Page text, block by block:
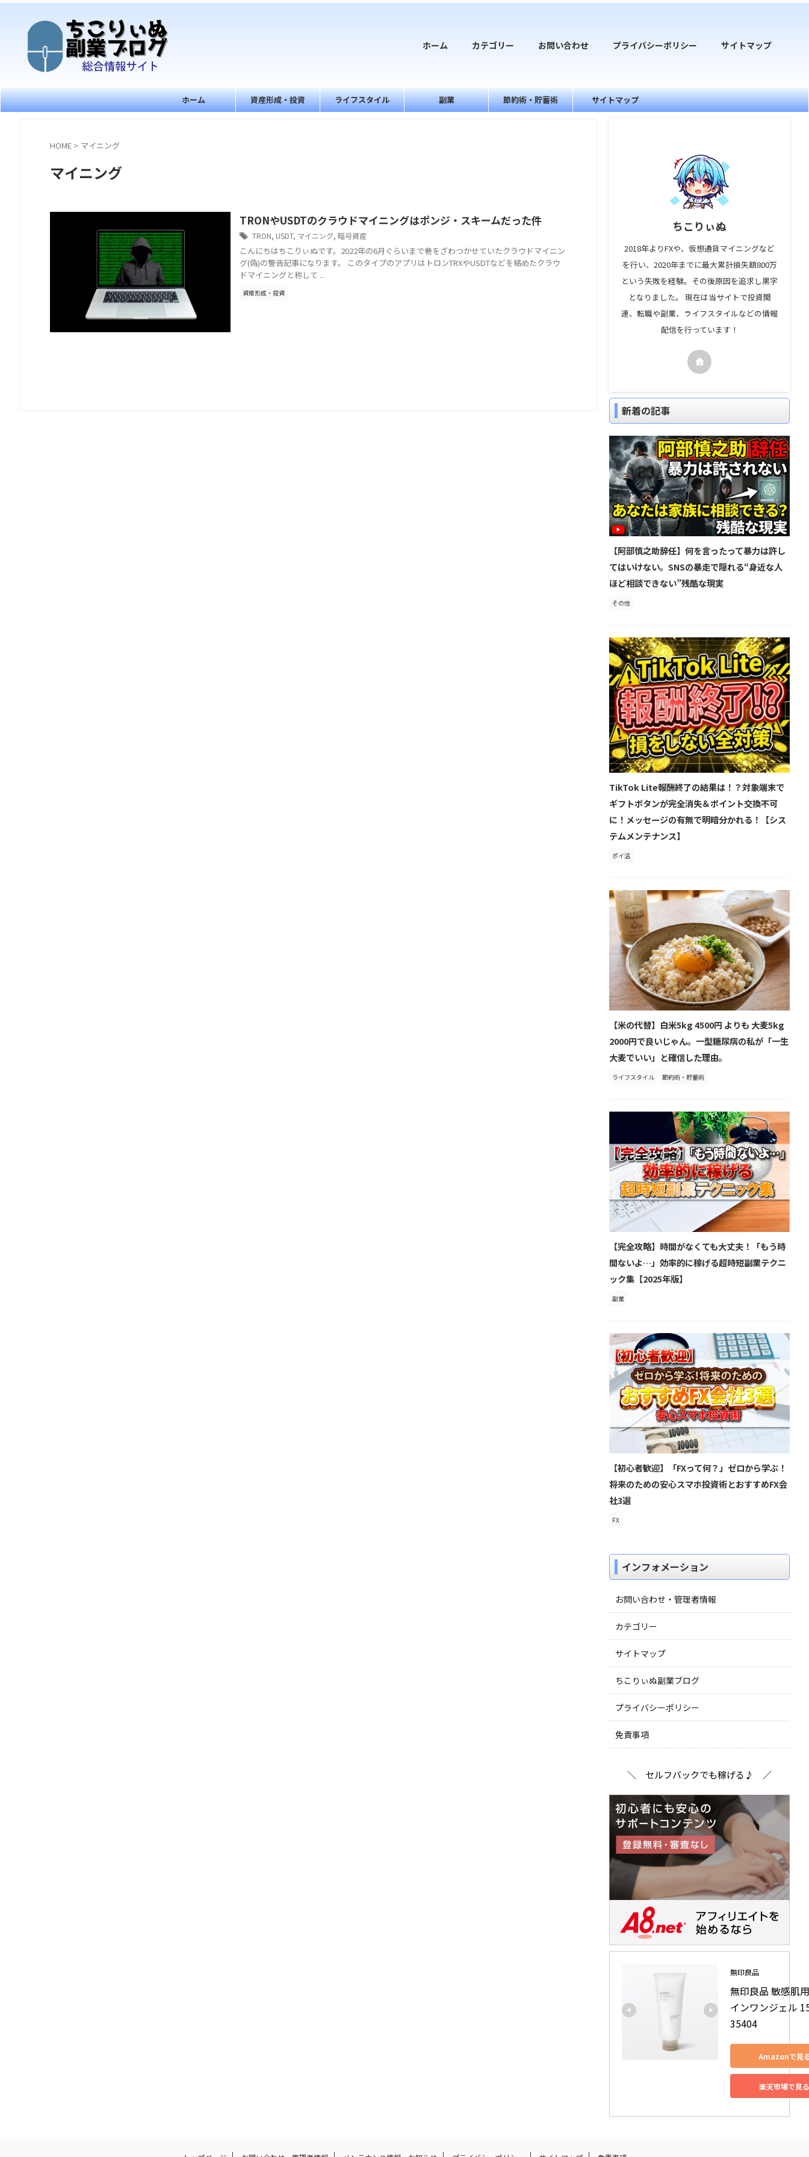
ホーム カテゴリー お問い合わせ プライバシーポリシー サイトマップ
ホーム 資産形成・投資 ライフスタイル 副業 節約術・貯蓄術 サイトマップ
HOME > マイニング
マイニング
TRONやUSDTのクラウドマイニングはポンジ・スキームだった件
TRON, USDT, マイニング, 暗号資産
こんにちはちこりぃぬです。2022年の6月ぐらいまで巷をざわつかせていたクラウドマイニン
グ(偽)の警告記事になります。 このタイプのアプリはトロンTRXやUSDTなどを絡めたクラウ
ドマイニングと称して ...
資産形成・投資
ちこりぃぬ
2018年よりFXや、仮想通貨マイニングなど
を行い、2020年までに最大累計損失額800万
という失敗を経験。その後原因を追求し黒字
となりました。 現在は当サイトで投資関
連、転職や副業、ライフスタイルなどの情報
配信を行っています！
新着の記事
【阿部慎之助辞任】何を言ったって暴力は許し
てはいけない。SNSの暴走で隠れる“身近な人
ほど相談できない”残酷な現実
その他
TikTok Lite報酬終了の結果は！？対象端末で
ギフトボタンが完全消失＆ポイント交換不可
に！メッセージの有無で明暗分かれる！【シス
テムメンテナンス】
ポイ活
【米の代替】白米5kg 4500円 よりも 大麦5kg
2000円で良いじゃん。一型糖尿病の私が「一生
大麦でいい」と確信した理由。
ライフスタイル 節約術・貯蓄術
【完全攻略】時間がなくても大丈夫！「もう時
間ないよ…」効率的に稼げる超時短副業テクニ
ック集【2025年版】
副業
【初心者歓迎】「FXって何？」ゼロから学ぶ！
将来のための安心スマホ投資術とおすすめFX会
社3選
FX
インフォメーション
お問い合わせ・管理者情報
カテゴリー
サイトマップ
ちこりぃぬ副業ブログ
プライバシーポリシー
免責事項
＼ セルフバックでも稼げる♪ ／
無印良品
無印良品 敏感肌
インワンジェル
35404
Amazonで見
楽天市場で見る